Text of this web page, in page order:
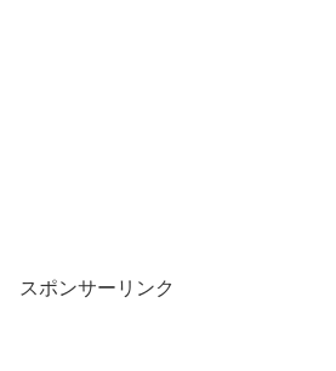
スポンサーリンク